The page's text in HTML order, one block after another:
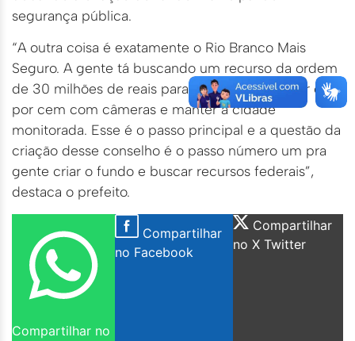
segurança pública.
“A outra coisa é exatamente o Rio Branco Mais
Seguro. A gente tá buscando um recurso da ordem
de 30 milhões de reais para a gente completar cem
por cem com câmeras e manter a cidade
monitorada. Esse é o passo principal e a questão da
criação desse conselho é o passo número um pra
gente criar o fundo e buscar recursos federais”,
destaca o prefeito.
Compartilhar no
Compartilhar
no Facebook
Compartilhar
no X Twitter